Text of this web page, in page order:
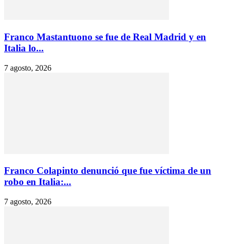
Franco Mastantuono se fue de Real Madrid y en
Italia lo...
7 agosto, 2026
Franco Colapinto denunció que fue víctima de un
robo en Italia:...
7 agosto, 2026